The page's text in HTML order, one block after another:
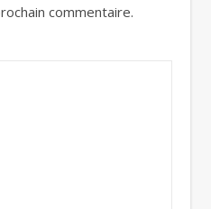
commentaire.